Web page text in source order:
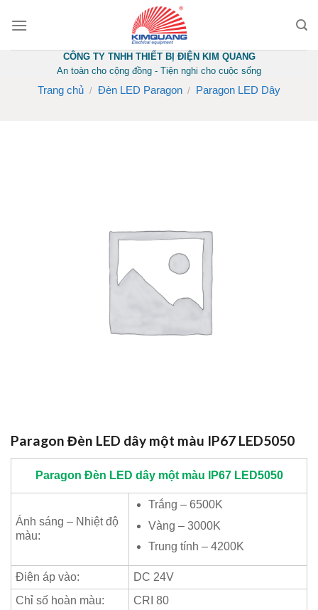
CÔNG TY TNHH THIẾT BỊ ĐIỆN KIM QUANG
An toàn cho cộng đồng - Tiện nghi cho cuộc sống
Trang chủ / Đèn LED Paragon / Paragon LED Dây
Paragon Đèn LED dây một màu IP67 LED5050
Paragon Đèn LED dây một màu IP67 LED5050
Ánh sáng – Nhiệt độ
màu:
Trắng – 6500K
Vàng – 3000K
Trung tính – 4200K
Điện áp vào:
DC 24V
Chỉ số hoàn màu:
CRI 80